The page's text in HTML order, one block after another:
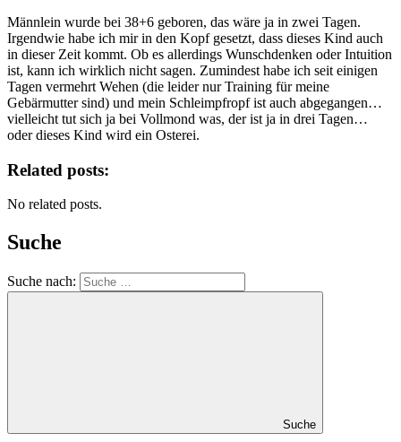
Männlein wurde bei 38+6 geboren, das wäre ja in zwei Tagen.
Irgendwie habe ich mir in den Kopf gesetzt, dass dieses Kind auch
in dieser Zeit kommt. Ob es allerdings Wunschdenken oder Intuition
ist, kann ich wirklich nicht sagen. Zumindest habe ich seit einigen
Tagen vermehrt Wehen (die leider nur Training für meine
Gebärmutter sind) und mein Schleimpfropf ist auch abgegangen…
vielleicht tut sich ja bei Vollmond was, der ist ja in drei Tagen…
oder dieses Kind wird ein Osterei.
Related posts:
No related posts.
Suche
Suche nach:
Suche